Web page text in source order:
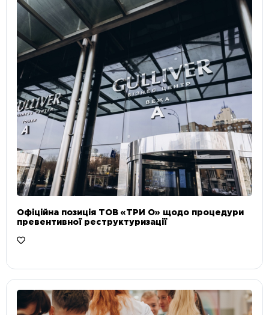
Офіційна позиція ТОВ «ТРИ О» щодо процедури
превентивної реструктуризації